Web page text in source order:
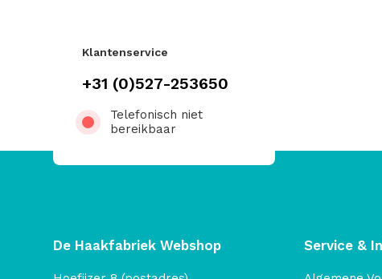
Klantenservice
+31 (0)527-253650
Telefonisch niet
bereikbaar
De Haakfabriek Webshop Service &